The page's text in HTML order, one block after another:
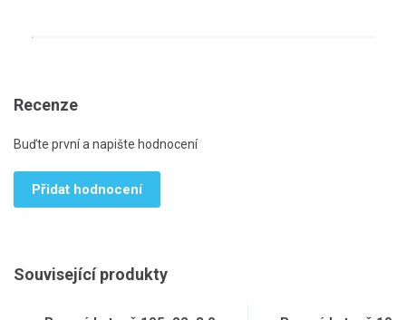
Recenze
Buďte první a napište hodnocení
Přidat hodnocení
Související produkty